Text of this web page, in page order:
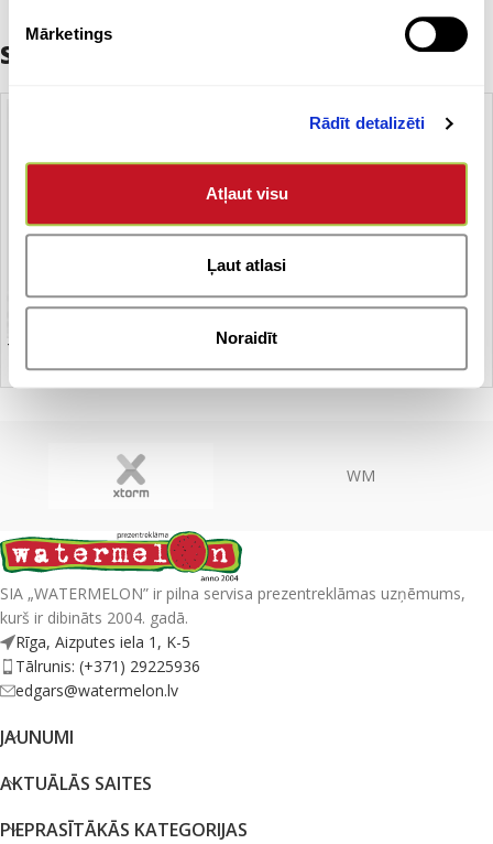
Mārketings
Rādīt detalizēti
Atļaut visu
Ļaut atlasi
Noraidīt
Saistītie produkti
T – krekls
WM
SIA „WATERMELON” ir pilna servisa prezentreklāmas uzņēmums,
kurš ir dibināts 2004. gadā.
Rīga, Aizputes iela 1, K-5
Tālrunis: (+371) 29225936
edgars@watermelon.lv
JAUNUMI
AKTUĀLĀS SAITES
PIEPRASĪTĀKĀS KATEGORIJAS